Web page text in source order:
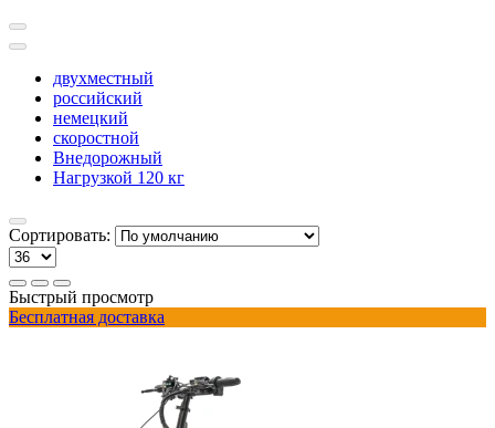
двухместный
российский
немецкий
скоростной
Внедорожный
Нагрузкой 120 кг
Сортировать:
Быстрый просмотр
Бесплатная доставка